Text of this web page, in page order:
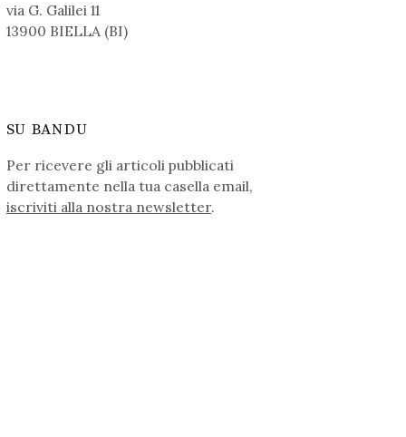
via G. Galilei 11
13900 BIELLA (BI)
SU BANDU
Per ricevere gli articoli pubblicati
direttamente nella tua casella email,
iscriviti alla nostra newsletter.